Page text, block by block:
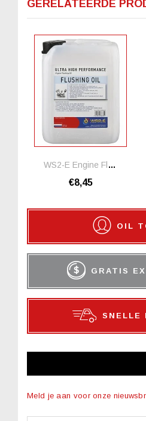
GERELATEERDE
WS2-E Engine Flushing Oil *1 Liter
€8,45
OIL
GRATIS
SNELLE
Meld je aan voor onze